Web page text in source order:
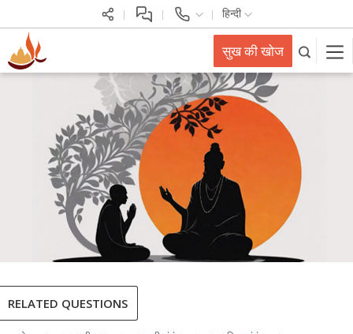
हिन्दी
सुख की खोज
RELATED QUESTIONS